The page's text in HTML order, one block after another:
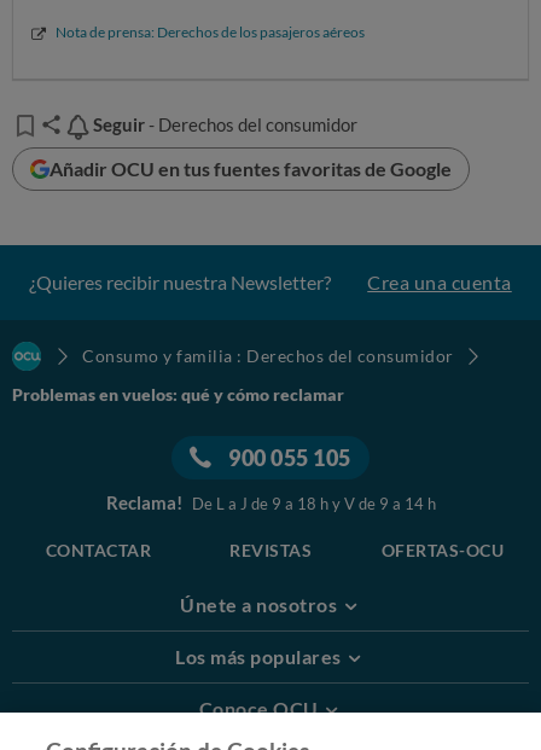
Nota de prensa: Derechos de los pasajeros aéreos
Seguir
Seguir - Derechos del consumidor
Añadir OCU en tus fuentes favoritas de Google
¿Quieres recibir nuestra Newsletter? Crea una cuenta
Consumo y familia : Derechos del consumidor
Problemas en vuelos: qué y cómo reclamar
900 055 105
Reclama! De L a J de 9 a 18 h y V de 9 a 14 h
CONTACTAR REVISTAS OFERTAS-OCU
Únete a nosotros
Los más populares
Conoce OCU